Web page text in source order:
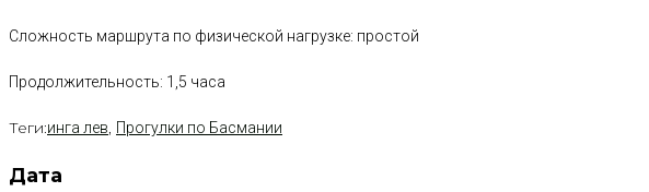
Сложность маршрута по физической нагрузке: простой
Продолжительность: 1,5 часа
Теги:инга лев, Прогулки по Басмании
Дата